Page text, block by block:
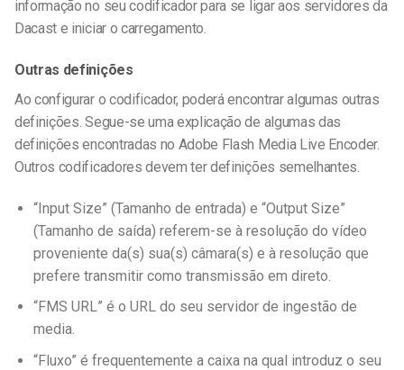
informação no seu codificador para se ligar aos servidores da
Dacast e iniciar o carregamento.
Outras definições
Ao configurar o codificador, poderá encontrar algumas outras
definições. Segue-se uma explicação de algumas das
definições encontradas no Adobe Flash Media Live Encoder.
Outros codificadores devem ter definições semelhantes.
“Input Size” (Tamanho de entrada) e “Output Size”
(Tamanho de saída) referem-se à resolução do vídeo
proveniente da(s) sua(s) câmara(s) e à resolução que
prefere transmitir como transmissão em direto.
“FMS URL” é o URL do seu servidor de ingestão de
media.
“Fluxo” é frequentemente a caixa na qual introduz o seu